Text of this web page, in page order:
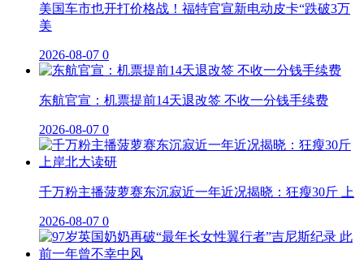
美国车市也开打价格战！福特官宣新电动皮卡“跌破3万
美
2026-08-07 0
东航官宣：机票提前14天退改签 不收一分钱手续费
2026-08-07 0
千万粉主播菠萝赛东沉寂近一年近况揭晓：狂瘦30斤 上
2026-08-07 0